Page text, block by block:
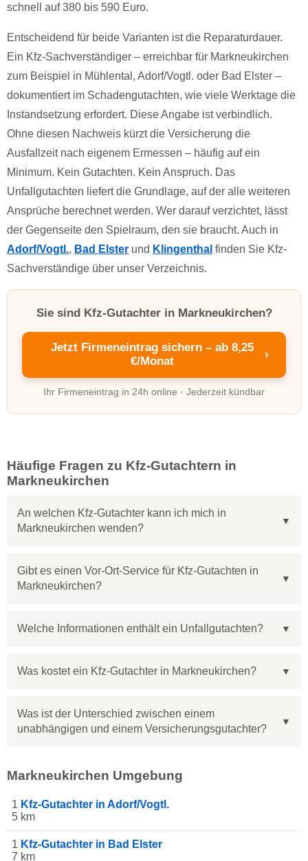
schnell auf 380 bis 590 Euro.
Entscheidend für beide Varianten ist die Reparaturdauer.
Ein Kfz-Sachverständiger – erreichbar für Markneukirchen
zum Beispiel in Mühlental, Adorf/Vogtl. oder Bad Elster –
dokumentiert im Schadengutachten, wie viele Werktage die
Instandsetzung erfordert. Diese Angabe ist verbindlich.
Ohne diesen Nachweis kürzt die Versicherung die
Ausfallzeit nach eigenem Ermessen – häufig auf ein
Minimum. Kein Gutachten. Kein Anspruch. Das
Unfallgutachten liefert die Grundlage, auf der alle weiteren
Ansprüche berechnet werden. Wer darauf verzichtet, lässt
der Gegenseite den Spielraum, den sie braucht. Auch in
Adorf/Vogtl., Bad Elster und Klingenthal finden Sie Kfz-
Sachverständige über unser Verzeichnis.
Sie sind Kfz-Gutachter in Markneukirchen?
Jetzt Firmeneintrag sichern – ab 8,25
€/Monat
›
Ihr Firmeneintrag in 24h online · Jederzeit kündbar
Häufige Fragen zu Kfz-Gutachtern in
Markneukirchen
An welchen Kfz-Gutachter kann ich mich in
Markneukirchen wenden?
Gibt es einen Vor-Ort-Service für Kfz-Gutachten in
Markneukirchen?
Welche Informationen enthält ein Unfallgutachten?
Was kostet ein Kfz-Gutachter in Markneukirchen?
Was ist der Unterschied zwischen einem
unabhängigen und einem Versicherungsgutachter?
Markneukirchen Umgebung
1 Kfz-Gutachter in Adorf/Vogtl.
5 km
1 Kfz-Gutachter in Bad Elster
7 km